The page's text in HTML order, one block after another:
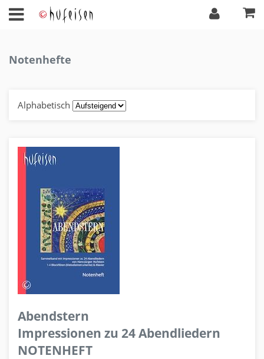
Notenhefte
Alphabetisch
Abendstern
Impressionen zu 24 Abendliedern
NOTENHEFT